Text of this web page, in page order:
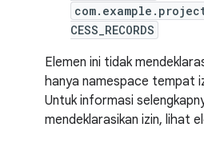
CESS_RECORDS
Elemen ini tidak
hanya namespace tempat
Untuk informasi
mendeklarasikan izin, lihat